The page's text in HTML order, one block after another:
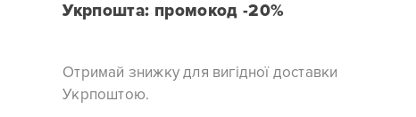
Укрпошта: промокод -20%
Отримай знижку для вигідної доставки
Укрпоштою.